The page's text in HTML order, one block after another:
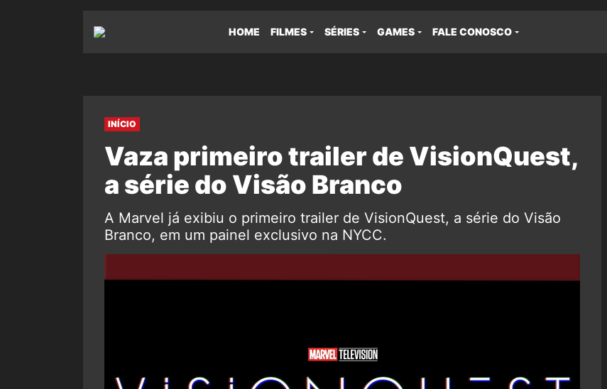
HOME FILMES SÉRIES GAMES FALE CONOSCO
INÍCIO
Vaza primeiro trailer de VisionQuest,
a série do Visão Branco
A Marvel já exibiu o primeiro trailer de VisionQuest, a série do Visão
Branco, em um painel exclusivo na NYCC.